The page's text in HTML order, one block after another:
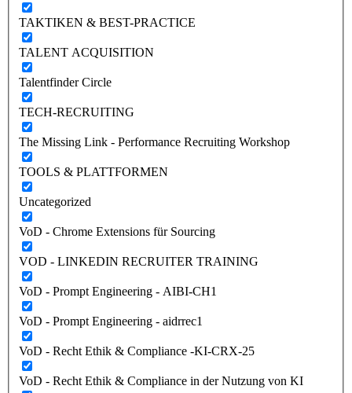
TAKTIKEN & BEST-PRACTICE
TALENT ACQUISITION
Talentfinder Circle
TECH-RECRUITING
The Missing Link - Performance Recruiting Workshop
TOOLS & PLATTFORMEN
Uncategorized
VoD - Chrome Extensions für Sourcing
VOD - LINKEDIN RECRUITER TRAINING
VoD - Prompt Engineering - AIBI-CH1
VoD - Prompt Engineering - aidrrec1
VoD - Recht Ethik & Compliance -KI-CRX-25
VoD - Recht Ethik & Compliance in der Nutzung von KI